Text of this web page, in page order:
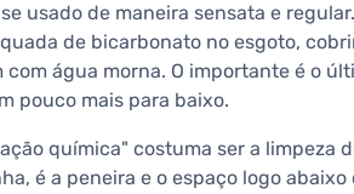
usado de maneira sensata e
de bicarbonato no esgoto,
água morna. O importante é o
pouco mais para baixo.
química" costuma ser a limpeza
é a peneira e o espaço logo